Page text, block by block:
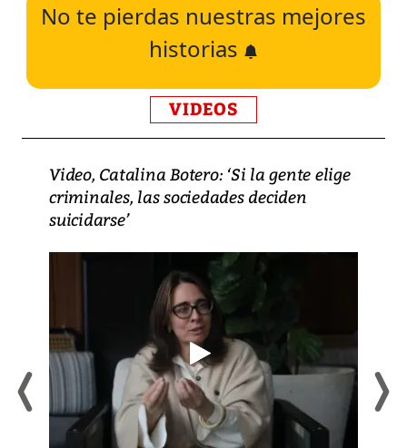
No te pierdas nuestras mejores
historias
VIDEOS
Video, Catalina Botero: ‘Si la gente elige
criminales, las sociedades deciden
suicidarse’